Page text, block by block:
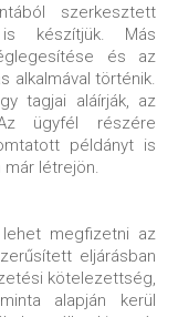
szerkesztett
készítjük. Más
és az
alkalmával történik.
tagjai aláírják, az
ügyfél részére
példányt is
létrejön.
lehet megfizetni az
eljárásban
kötelezettség,
alapján kerül